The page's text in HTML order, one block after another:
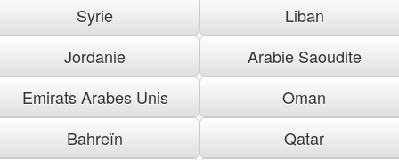
Syrie
Liban
Jordanie
Arabie Saoudite
Emirats Arabes Unis
Oman
Bahreïn
Qatar